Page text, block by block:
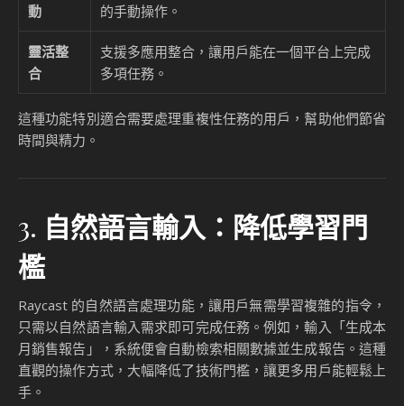
節點設計簡單或複雜的工作流程，並在 Raycast 中一鍵啟動。
這種靈活性不僅提升了工作效率，還讓用戶能根據需求自定義
流程。
案例：自動化電子郵件處理
假設您每天需要處理大量的電子郵件，透過 Dify 的 Canvas，
功能
節點
滿足多樣化需求。
一鍵啟
動
用戶可在 Raycast 中快速啟動流程，無需繁瑣
的手動操作。